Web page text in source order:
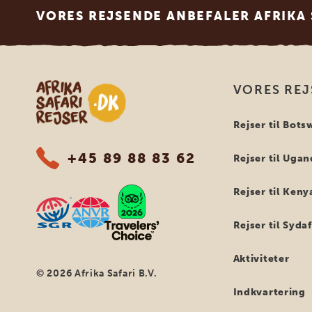
VORES REJSENDE ANBEFALER AFRIKA
Safari-rejser i Afrika
+45 89 88 83 62
© 2026 Afrika Safari B.V.
VORES
Rejser til
Rejser til
Rejser til
Rejser til
Aktiviteter
Indkvartering